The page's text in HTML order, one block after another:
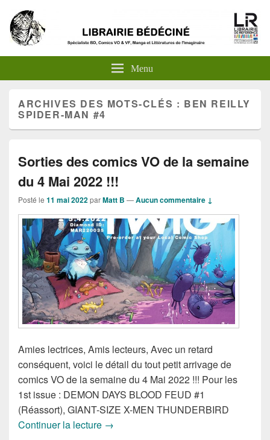
Menu
ARCHIVES DES MOTS-CLÉS : BEN REILLY
SPIDER-MAN #4
Sorties des comics VO de la semaine
du 4 Mai 2022 !!!
Posté le 11 mai 2022parMatt B —Aucun commentaire ↓
Amies lectrices, Amis lecteurs, Avec un retard
conséquent, voici le détail du tout petit arrivage de
comics VO de la semaine du 4 Mai 2022 !!! Pour les
1st issue : DEMON DAYS BLOOD FEUD #1
(Réassort), GIANT-SIZE X-MEN THUNDERBIRD
Continuer la lecture Sorties des comics VO de la semaine
→